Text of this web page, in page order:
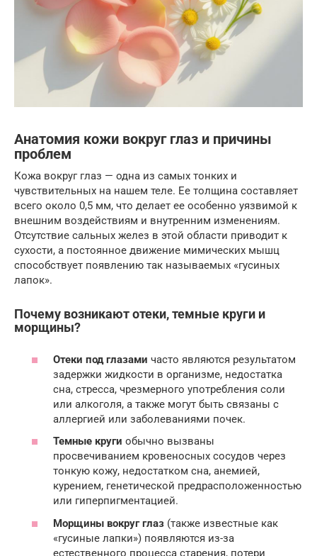
Анатомия кожи вокруг глаз и причины
проблем
Кожа вокруг глаз — одна из самых тонких и
чувствительных на нашем теле. Ее толщина составляет
всего около 0,5 мм, что делает ее особенно уязвимой к
внешним воздействиям и внутренним изменениям.
Отсутствие сальных желез в этой области приводит к
сухости, а постоянное движение мимических мышц
способствует появлению так называемых «гусиных
лапок».
Почему возникают отеки, темные круги и
морщины?
Отеки под глазами часто являются результатом
задержки жидкости в организме, недостатка
сна, стресса, чрезмерного употребления соли
или алкоголя, а также могут быть связаны с
аллергией или заболеваниями почек.
Темные круги обычно вызваны
просвечиванием кровеносных сосудов через
тонкую кожу, недостатком сна, анемией,
курением, генетической предрасположенностью
или гиперпигментацией.
Морщины вокруг глаз (также известные как
«гусиные лапки») появляются из-за
естественного процесса старения, потери